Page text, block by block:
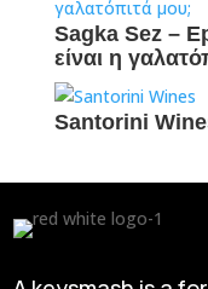
Sagka Sez –
είναι η
Santorini